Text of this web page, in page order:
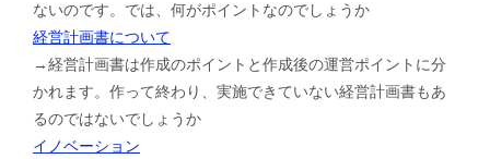
ないのです。では、何がポイントなのでしょうか
経営計画書について
→経営計画書は作成のポイントと作成後の運営ポイントに分
かれます。作って終わり、実施できていない経営計画書もあ
るのではないでしょうか
イノベーション